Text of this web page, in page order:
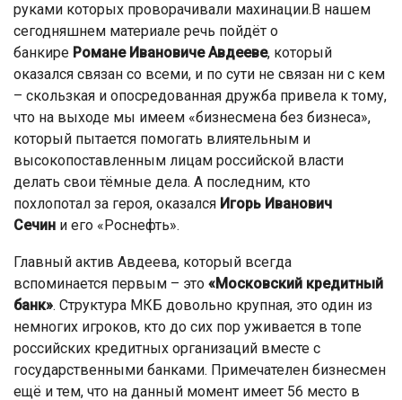
руками которых проворачивали махинации.В нашем
сегодняшнем материале речь пойдёт о
банкире Романе Ивановиче Авдееве, который
оказался связан со всеми, и по сути не связан ни с кем
– скользкая и опосредованная дружба привела к тому,
что на выходе мы имеем «бизнесмена без бизнеса»,
который пытается помогать влиятельным и
высокопоставленным лицам российской власти
делать свои тёмные дела. А последним, кто
похлопотал за героя, оказался Игорь Иванович
Сечин и его «Роснефть».
Главный актив Авдеева, который всегда
вспоминается первым – это «Московский кредитный
банк». Структура МКБ довольно крупная, это один из
немногих игроков, кто до сих пор уживается в топе
российских кредитных организаций вместе с
государственными банками. Примечателен бизнесмен
ещё и тем, что на данный момент имеет 56 место в